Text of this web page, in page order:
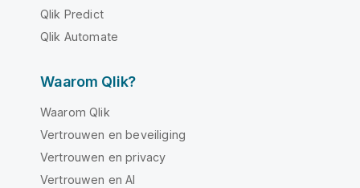
Qlik Predict
Qlik Automate
Waarom Qlik?
Waarom Qlik
Vertrouwen en beveiliging
Vertrouwen en privacy
Vertrouwen en AI